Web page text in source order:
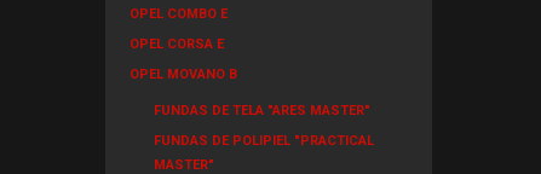
OPEL COMBO E
OPEL CORSA E
OPEL MOVANO B
FUNDAS DE TELA "ARES MASTER"
FUNDAS DE POLIPIEL "PRACTICAL
MASTER"